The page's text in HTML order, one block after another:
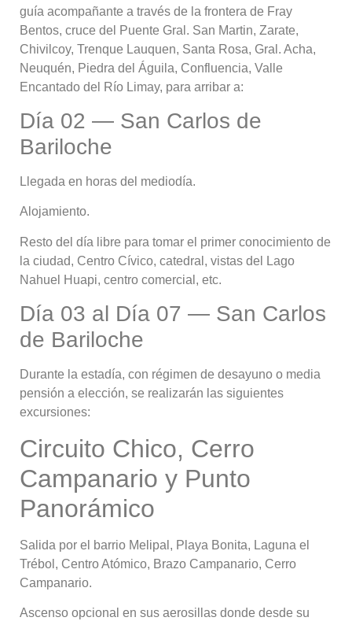
guía acompañante a través de la frontera de Fray
Bentos, cruce del Puente Gral. San Martin, Zarate,
Chivilcoy, Trenque Lauquen, Santa Rosa, Gral. Acha,
Neuquén, Piedra del Águila, Confluencia, Valle
Encantado del Río Limay, para arribar a:
Día 02 — San Carlos de
Bariloche
Llegada en horas del mediodía.
Alojamiento.
Resto del día libre para tomar el primer conocimiento de
la ciudad, Centro Cívico, catedral, vistas del Lago
Nahuel Huapi, centro comercial, etc.
Día 03 al Día 07 — San Carlos
de Bariloche
Durante la estadía, con régimen de desayuno o media
pensión a elección, se realizarán las siguientes
excursiones:
Circuito Chico, Cerro
Campanario y Punto
Panorámico
Salida por el barrio Melipal, Playa Bonita, Laguna el
Trébol, Centro Atómico, Brazo Campanario, Cerro
Campanario.
Ascenso opcional en sus aerosillas donde desde su